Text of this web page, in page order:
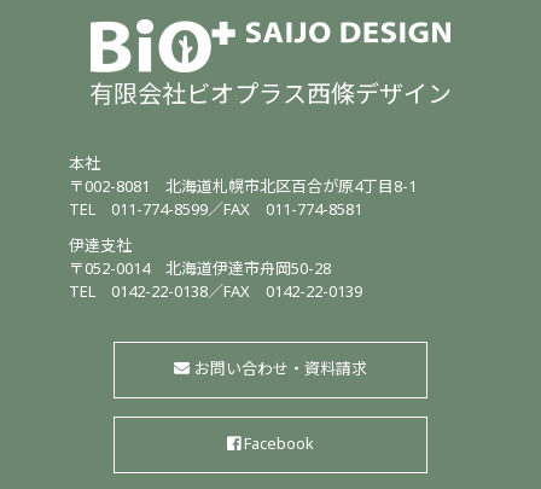
有限会社ビオプラス西條デザイン
本社
〒002-8081北海道札幌市北区百合が原4丁目8-1
TEL011-774-8599／FAX 011-774-8581
伊達支社
〒052-0014北海道伊達市舟岡50-28
TEL0142-22-0138／FAX 0142-22-0139
お問い合わせ・資料請求
Facebook